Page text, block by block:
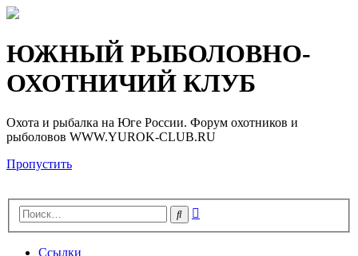
Регистрация
ЮЖНЫЙ РЫБОЛОВНО-
ОХОТНИЧИЙ КЛУБ
Охота и рыбалка на Юге России. Форум охотников и
рыболовов WWW.YUROK-CLUB.RU
Пропустить
Поиск
Ссылки